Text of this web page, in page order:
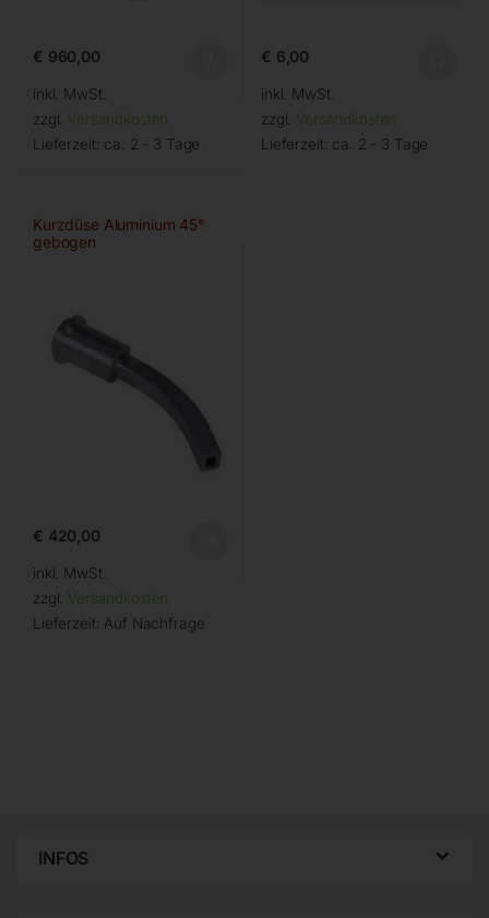
€ 960,00
inkl. MwSt.
zzgl. Versandkosten
Lieferzeit: ca. 2 - 3 Tage
€ 6,00
inkl. MwSt.
zzgl. Versandkosten
Lieferzeit: ca. 2 - 3 Tage
Kurzdüse Aluminium 45°
gebogen
€ 420,00
inkl. MwSt.
zzgl. Versandkosten
Lieferzeit: Auf Nachfrage
INFOS